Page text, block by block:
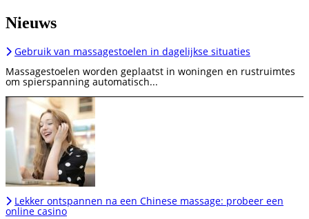
Nieuws
Gebruik van massagestoelen in dagelijkse situaties
Massagestoelen worden geplaatst in woningen en rustruimtes
om spierspanning automatisch...
Lekker ontspannen na een Chinese massage: probeer een
online casino